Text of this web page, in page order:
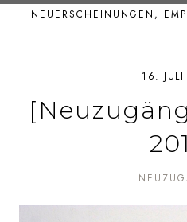
NEUERSCHEINUNGEN,
16.